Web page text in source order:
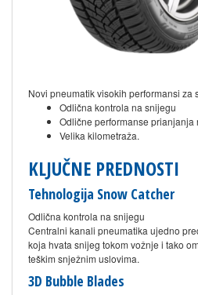
Novi pneumatik visokih performansi za
Odlična kontrola na snijegu
Odlične performanse prianjanja
Velika kilometraža.
KLJUČNE PREDNOSTI
Tehnologija Snow Catcher
Odlična kontrola na snijegu
Centralni kanali pneumatika ujedno
koja hvata snijeg tokom vožnje i tako
teškim snježnim uslovima.
3D Bubble Blades